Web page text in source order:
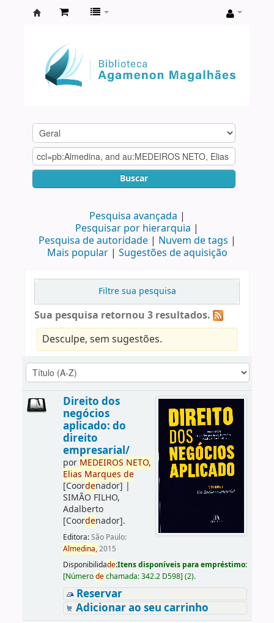
Agamenon
Magalhães
Buscar
Pesquisa avançada
Pesquisar por hierarquia
Pesquisa de autoridade
Nuvem de tags
Mais popular
Sugestões de aquisição
Filtre sua pesquisa
Sua pesquisa retornou 3 resultados.
Desculpe, sem sugestões.
Direito dos
negócios
aplicado: do
direito
empresarial/
por MEDEIROS NETO,
Elias Marques de
[Coordenador] |
SIMÃO FILHO,
Adalberto
[Coordenador].
Editora:São Paulo:
Almedina,2015
Disponibilidade:Itens disponíveis para empréstimo:
[Númerodechamada:342.2 D598] (2).
Reservar
Adicionar ao seu carrinho